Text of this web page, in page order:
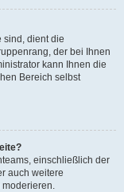
sind, dient die
der bei Ihnen
kann Ihnen die
Bereich selbst
einschließlich der
auch weitere
moderieren.